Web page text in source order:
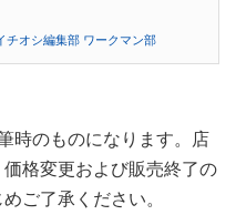
チオシ編集部 ワークマン部
時のものになります。店
格変更および販売終了の
ご了承ください。